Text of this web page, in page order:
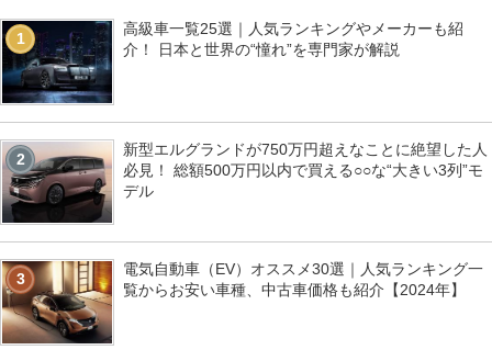
1
高級車一覧25選｜人気ランキングやメーカーも紹
介！ 日本と世界の“憧れ”を専門家が解説
2
新型エルグランドが750万円超えなことに絶望した人
必見！ 総額500万円以内で買える○○な“大きい3列”モ
デル
3
電気自動車（EV）オススメ30選｜人気ランキング一
覧からお安い車種、中古車価格も紹介【2024年】